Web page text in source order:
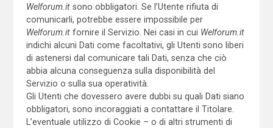
Welforum.itsono obbligatori. Se l’Utente rifiuta di
comunicarli, potrebbe essere impossibile per
Welforum.itfornire il Servizio. Nei casi in cui Welforum.it
indichi alcuni Dati come facoltativi, gli Utenti sono liberi
di astenersi dal comunicare tali Dati, senza che ciò
abbia alcuna conseguenza sulla disponibilità del
Servizio o sulla sua operatività.
Gli Utenti che dovessero avere dubbi su quali Dati siano
obbligatori, sono incoraggiati a contattare il Titolare.
L’eventuale utilizzo di Cookie – o di altri strumenti di